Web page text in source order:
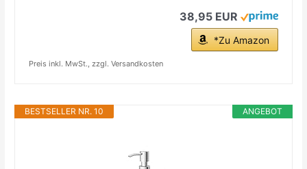
38,95 EUR
*Zu Amazon
Preis inkl. MwSt., zzgl. Versandkosten
ANGEBOT
BESTSELLER NR. 10